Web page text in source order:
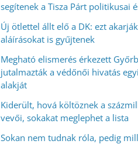
segítenek a Tisza Párt politikusai
Új ötlettel állt elő a DK: ezt
aláírásokat is gyűjtenek
Megható elismerés érkezett
jutalmazták a védőnői hivatás
alakját
Kiderült, hová költöznek a
vevői, sokakat meglephet a lista
Sokan nem tudnak róla, pedig